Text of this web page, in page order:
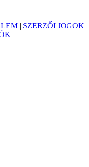
| SZERZŐI JOGOK |